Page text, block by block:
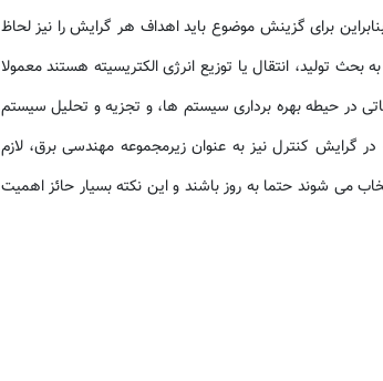
برای گزینش موضوع باید اهداف هر گرایش را نیز لحاظ
تولید، انتقال یا توزیع انرژی الکتریسیته هستند معمولا
در حیطه بهره برداری سیستم ها، و تجزیه و تحلیل سیستم
در گرایش کنترل نیز به عنوان زیرمجموعه مهندسی برق، لازم
می شوند حتما به روز باشند و این نکته بسیار حائز اهمیت